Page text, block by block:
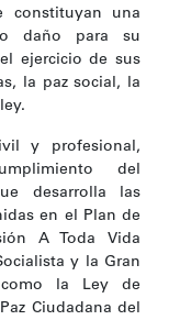
constituyan una
o daño para su
ejercicio de sus
la paz social, la
y profesional,
del
desarrolla las
en el Plan de
A Toda Vida
y la Gran
como la Ley de
Ciudadana del